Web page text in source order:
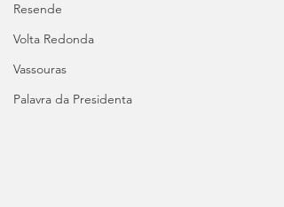
Resende
Volta Redonda
Vassouras
Palavra da Presidenta